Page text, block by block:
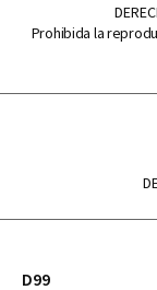
Prohibida la
D99